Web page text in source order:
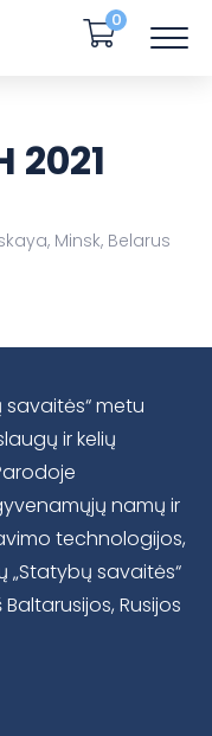
0
2021
Minsk, Belarus
savaitės“ metu
ir kelių
namų ir
technologijos,
„Statybų savaitės“
Rusijos